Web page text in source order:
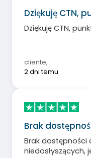
Dziękuję CTN,
Dziękuję CTN,
cliente,
2 dni temu
Brak
Brak dostępności
niedosłyszących,